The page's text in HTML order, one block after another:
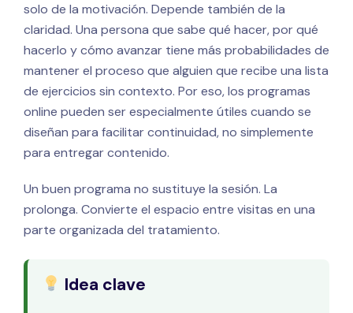
solo de la motivación. Depende también de la
claridad. Una persona que sabe qué hacer, por qué
hacerlo y cómo avanzar tiene más probabilidades de
mantener el proceso que alguien que recibe una lista
de ejercicios sin contexto. Por eso, los programas
online pueden ser especialmente útiles cuando se
diseñan para facilitar continuidad, no simplemente
para entregar contenido.
Un buen programa no sustituye la sesión. La
prolonga. Convierte el espacio entre visitas en una
parte organizada del tratamiento.
Idea clave